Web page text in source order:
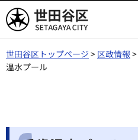
世田谷区
世田谷区トップページ > 区政情報 >
温水プール